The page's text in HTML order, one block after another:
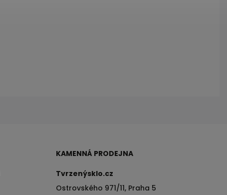
KAMENNÁ PRODEJNA
Tvrzenýsklo.cz
Ostrovského 971/11, Praha 5